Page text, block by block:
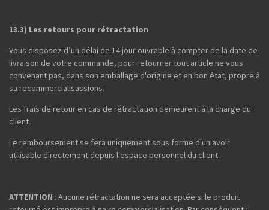
13.3) Les retours pour rétractation
Vous disposez d’un délai de 14 jour ouvrable à compter de la date de
livraison de votre commande, pour retourner tout article ne vous
convenant pas, dans son emballage d'origine et en bon état, propre à
sa recommercialisassions.
Les frais de retour en cas de rétractation demeurent à la charge du
client.
Le remboursement se fera uniquement sous forme d'un avoir
utilisable directement depuis l'espace personnel du client.
ATTENTION : Aucune rétractation ne sera acceptée si le produit